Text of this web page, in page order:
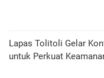
Lapas Tolitoli Gelar
untuk Perkuat